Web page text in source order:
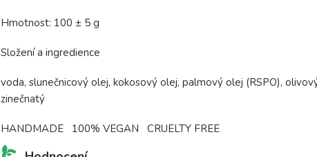
Hmotnost: 100 ± 5 g
Složení a ingredience
voda, slunečnicový olej, kokosový olej, palmový olej (RSPO),
zinečnatý
HANDMADE 100% VEGAN CRUELTY FREE